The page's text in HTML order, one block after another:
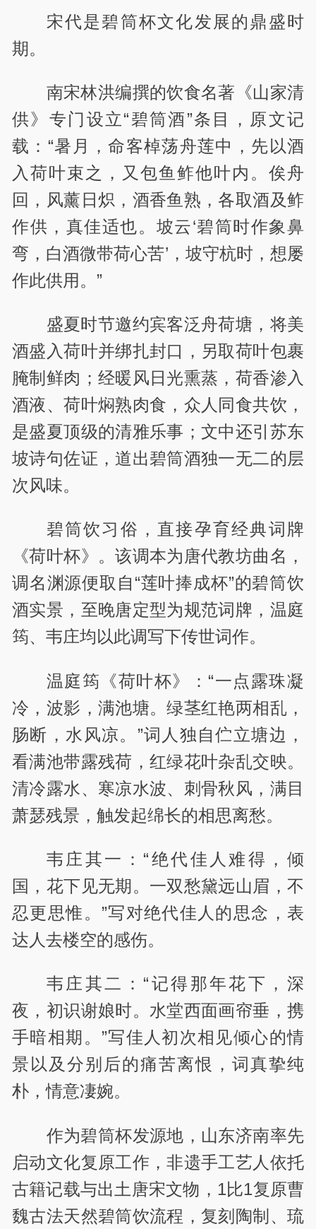
宋代是碧筒杯文化发展的鼎盛时
期。
南宋林洪编撰的饮食名著《山家清
供》专门设立“碧筒酒”条目，原文记
载：“暑月，命客棹荡舟莲中，先以酒
入荷叶束之，又包鱼鲊他叶内。俟舟
回，风薰日炽，酒香鱼熟，各取酒及鲊
作供，真佳适也。坡云‘碧筒时作象鼻
弯，白酒微带荷心苦’，坡守杭时，想屡
作此供用。”
盛夏时节邀约宾客泛舟荷塘，将美
酒盛入荷叶并绑扎封口，另取荷叶包裹
腌制鲜肉；经暖风日光熏蒸，荷香渗入
酒液、荷叶焖熟肉食，众人同食共饮，
是盛夏顶级的清雅乐事；文中还引苏东
坡诗句佐证，道出碧筒酒独一无二的层
次风味。
碧筒饮习俗，直接孕育经典词牌
《荷叶杯》。该调本为唐代教坊曲名，
调名渊源便取自“莲叶捧成杯”的碧筒饮
酒实景，至晚唐定型为规范词牌，温庭
筠、韦庄均以此调写下传世词作。
温庭筠《荷叶杯》：“一点露珠凝
冷，波影，满池塘。绿茎红艳两相乱，
肠断，水风凉。”词人独自伫立塘边，
看满池带露残荷，红绿花叶杂乱交映。
清冷露水、寒凉水波、刺骨秋风，满目
萧瑟残景，触发起绵长的相思离愁。
韦庄其一：“绝代佳人难得，倾
国，花下见无期。一双愁黛远山眉，不
忍更思惟。”写对绝代佳人的思念，表
达人去楼空的感伤。
韦庄其二：“记得那年花下，深
夜，初识谢娘时。水堂西面画帘垂，携
手暗相期。”写佳人初次相见倾心的情
景以及分别后的痛苦离恨，词真挚纯
朴，情意凄婉。
作为碧筒杯发源地，山东济南率先
启动文化复原工作，非遗手工艺人依托
古籍记载与出土唐宋文物，1比1复原曹
魏古法天然碧筒饮流程，复刻陶制、琉